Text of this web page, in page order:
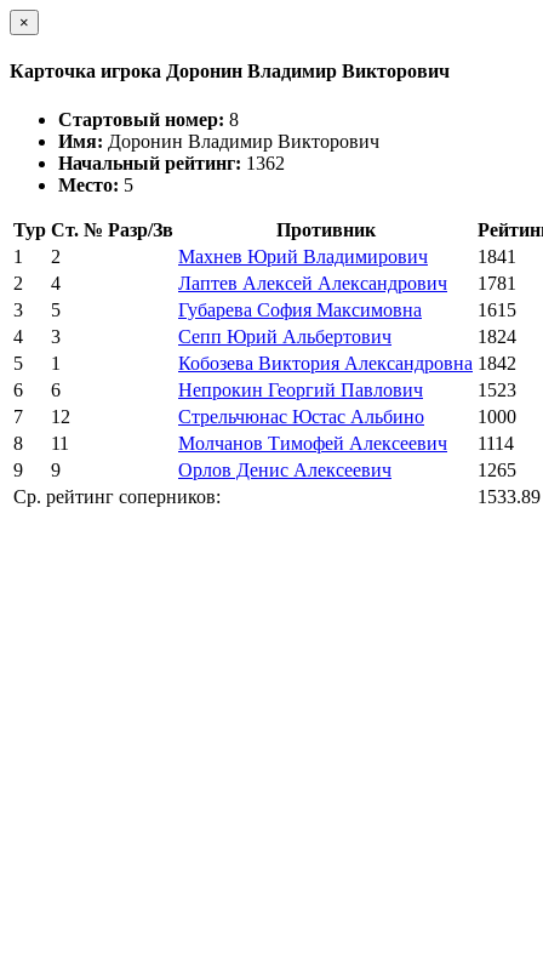
×
Карточка игрока Доронин Владимир Викторович
Стартовый номер: 8
Имя: Доронин Владимир Викторович
Начальный рейтинг: 1362
Место: 5
Тур Ст. № Разр/Зв Противник
1
2 Махнев Юрий Владимирович
1841
2
4 Лаптев Алексей Александрович
1781
3
5 Губарева София Максимовна
1615
4
3 Сепп Юрий Альбертович
1824
5
1 Кобозева Виктория Александровна 1842
6
6 Непрокин Георгий Павлович
1523
7
12 Стрельчюнас Юстас Альбино
1000
8
11 Молчанов Тимофей Алексеевич
1114
9
9 Орлов Денис Алексеевич
1265
Ср. рейтинг соперников:
1533.89